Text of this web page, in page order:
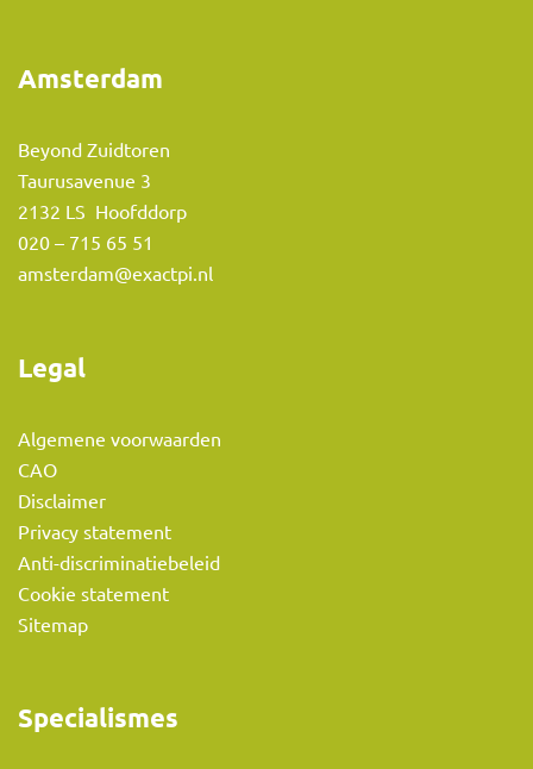
Amsterdam
Beyond Zuidtoren
Taurusavenue 3
2132 LS Hoofddorp
020 – 715 65 51
amsterdam@exactpi.nl
Legal
Algemene voorwaarden
CAO
Disclaimer
Privacy statement
Anti-discriminatiebeleid
Cookie statement
Sitemap
Specialismes